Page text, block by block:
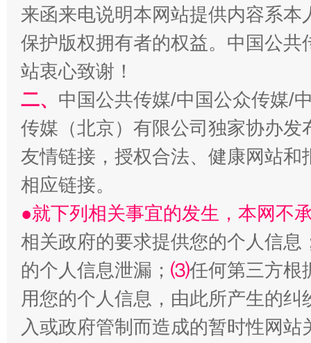
来函来电说明本网站提供内容系
保护版权拥有者的权益。中国公
站衷心致谢！
二、 中国公共传媒/中国公众传媒/
传媒（北京）有限公司独家协办
友情链接，授权合法、健康网站
相应链接。
●就下列相关事宜的发生，本网不
相关政府的要求提供您的个人信息
的个人信息泄漏； ⑶任何第三方根
用您的个人信息，由此所产生的纠
入或政府管制而造成的暂时性网